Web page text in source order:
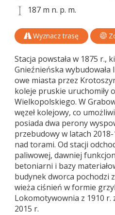
187 m n. p. m.
Wyznacz trasę
Stacja powstała w 1875 r.,
Gnieźnieńska wybudowała
owe miasta przez
koleje pruskie uruchomiły
Wielkopolskiego. W
węzeł kolejowy, co
posiada dwa perony
przebudowy w latach
nad torami. Od stacji
paliwowej, dawniej
betoniarni i bazy
budynek dworca pochodzi
wieża ciśnień w formie
Lokomotywownia z 1910 r.
2015 r.